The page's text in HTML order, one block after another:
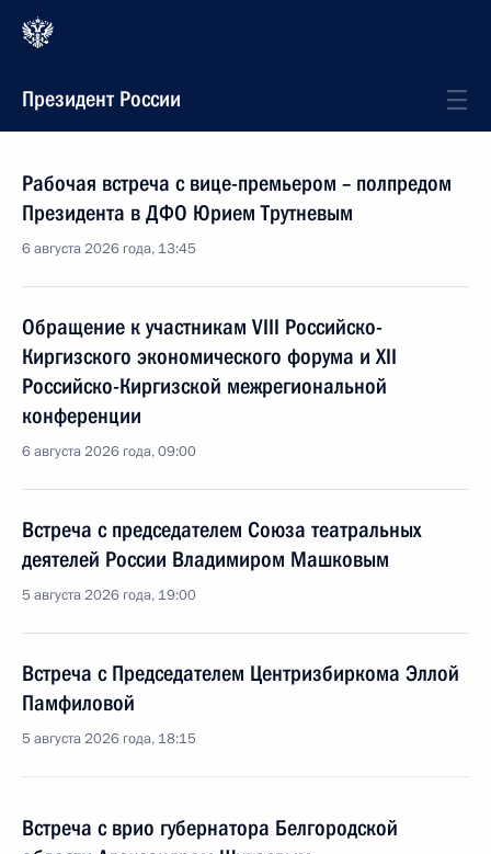
Президент России
Рабочая встреча с вице-премьером – полпредом
Президента в ДФО Юрием Трутневым
6 августа 2026 года, 13:45
Обращение к участникам VIII Российско-
Киргизского экономического форума и XII
Российско-Киргизской межрегиональной
конференции
6 августа 2026 года, 09:00
Встреча с председателем Союза театральных
деятелей России Владимиром Машковым
5 августа 2026 года, 19:00
Встреча с Председателем Центризбиркома Эллой
Памфиловой
5 августа 2026 года, 18:15
Встреча с врио губернатора Белгородской